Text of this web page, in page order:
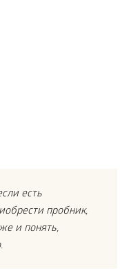
есть
пробник,
и понять,